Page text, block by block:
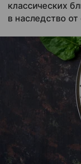
классических
в наследство